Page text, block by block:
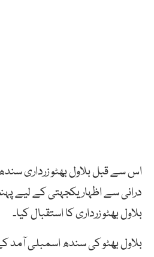
اس سے قبل بلاول بھٹو زرداری
درانی سے اظہار یکجہتی کے لیے
بلاول بھٹو زرداری کا استقبال کیا۔
بلاول بھٹو کی سندھ اسمبلی آمد